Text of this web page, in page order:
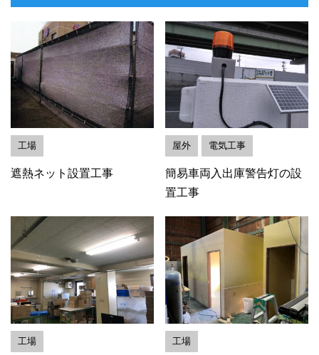
工場
遮熱ネット設置工事
屋外 電気工事
簡易車両入出庫警告灯の設
置工事
工場 工場